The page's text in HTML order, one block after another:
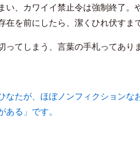
い、カワイイ禁止令は強制終了
在を前にしたら、潔くひれ伏すまで
ってしまう、言葉の手札ってあり
なたが、ほぼノンフィクション
ある」です。